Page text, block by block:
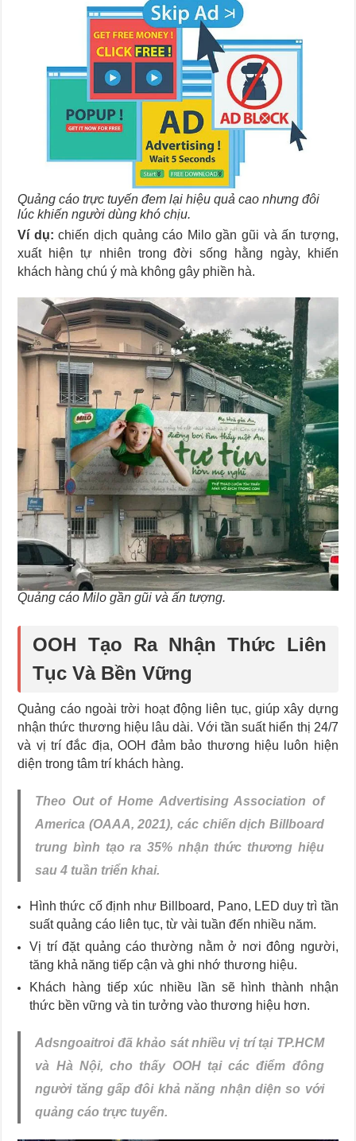
Quảng cáo trực tuyến đem lại hiệu quả cao nhưng đôi
lúc khiến người dùng khó chịu.
Ví dụ: chiến dịch quảng cáo Milo gần gũi và ấn tượng,
xuất hiện tự nhiên trong đời sống hằng ngày, khiến
khách hàng chú ý mà không gây phiền hà.
Quảng cáo Milo gần gũi và ấn tượng.
OOH Tạo Ra Nhận Thức Liên
Tục Và Bền Vững
Quảng cáo ngoài trời hoạt động liên tục, giúp xây dựng
nhận thức thương hiệu lâu dài. Với tần suất hiển thị 24/7
và vị trí đắc địa, OOH đảm bảo thương hiệu luôn hiện
diện trong tâm trí khách hàng.
Theo Out of Home Advertising Association of
America (OAAA, 2021), các chiến dịch Billboard
trung bình tạo ra 35% nhận thức thương hiệu
sau 4 tuần triển khai.
Hình thức cố định như Billboard, Pano, LED duy trì tần
suất quảng cáo liên tục, từ vài tuần đến nhiều năm.
Vị trí đặt quảng cáo thường nằm ở nơi đông người,
tăng khả năng tiếp cận và ghi nhớ thương hiệu.
Khách hàng tiếp xúc nhiều lần sẽ hình thành nhận
thức bền vững và tin tưởng vào thương hiệu hơn.
Adsngoaitroi đã khảo sát nhiều vị trí tại TP.HCM
và Hà Nội, cho thấy OOH tại các điểm đông
người tăng gấp đôi khả năng nhận diện so với
quảng cáo trực tuyến.